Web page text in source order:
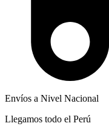
Envíos a Nivel Nacional
Llegamos todo el Perú